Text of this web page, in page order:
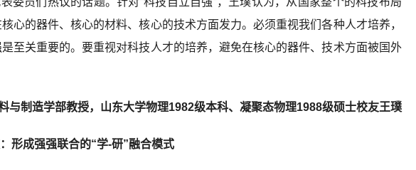
心的器件、核心的材料、核心的技术方面发力。必须重视我们各种人才培养，
至关重要的。要重视对科技人才的培养，避免在核心的器件、技术方面被国外
制造学部教授，山东大学物理1982级本科、凝聚态物理1988级硕士校友王璞
形成强强联合的“学-研”融合模式